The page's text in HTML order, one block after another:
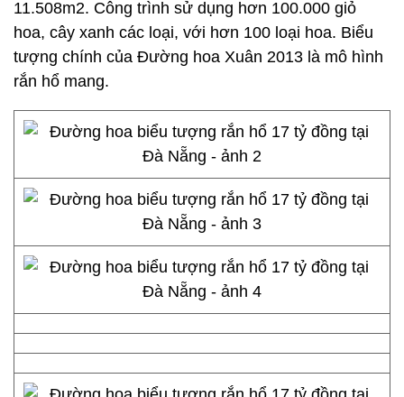
11.508m2. Công trình sử dụng hơn 100.000 giỏ
hoa, cây xanh các loại, với hơn 100 loại hoa. Biểu
tượng chính của Đường hoa Xuân 2013 là mô hình
rắn hổ mang.